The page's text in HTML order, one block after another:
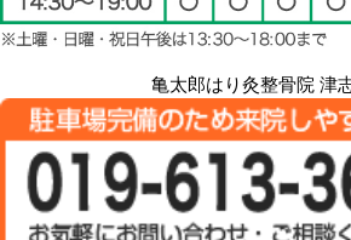
亀太郎はり灸整骨院 津